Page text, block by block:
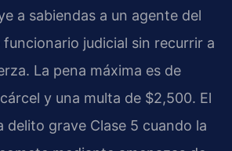
a sabiendas a un agente del
judicial sin recurrir a
La pena máxima es de
y una multa de $2,500. El
delito grave Clase 5 cuando la